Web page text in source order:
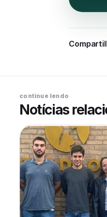
continue lendo
Notícias